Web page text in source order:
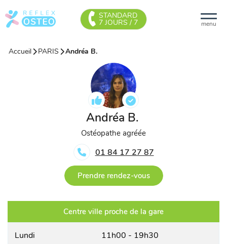
menu
STANDARD
7 JOURS / 7
Accueil PARIS Andréa B.
Andréa B.
Ostéopathe agréée
01 84 17 27 87
Prendre rendez-vous
Centre ville proche de la gare
Lundi 11h00 - 19h30